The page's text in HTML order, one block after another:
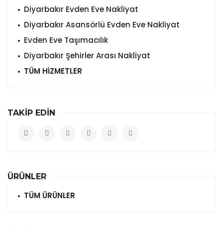
Diyarbakır Evden Eve Nakliyat
Diyarbakır Asansörlü Evden Eve Nakliyat
Evden Eve Taşımacılık
Diyarbakır Şehirler Arası Nakliyat
TÜM HİZMETLER
TAKİP EDİN
ÜRÜNLER
TÜM ÜRÜNLER